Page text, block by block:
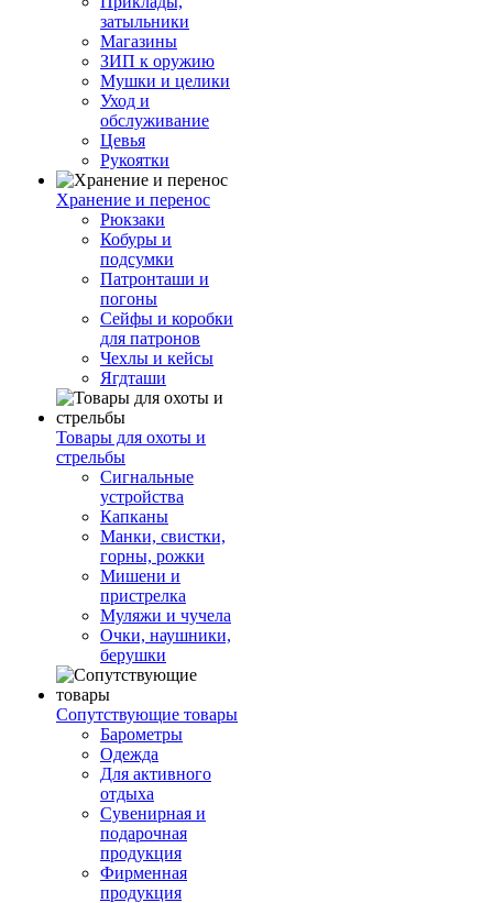
затыльники
Магазины
ЗИП к оружию
Мушки и целики
Уход и
обслуживание
Цевья
Рукоятки
Хранение и перенос
Рюкзаки
Кобуры и
подсумки
Патронташи и
погоны
Сейфы и коробки
для патронов
Чехлы и кейсы
Ягдташи
Товары для охоты и
стрельбы
Сигнальные
устройства
Капканы
Манки, свистки,
горны, рожки
Мишени и
пристрелка
Муляжи и чучела
Очки, наушники,
берушки
Сопутствующие товары
Барометры
Одежда
Для активного
отдыха
Сувенирная и
подарочная
продукция
Фирменная
продукция